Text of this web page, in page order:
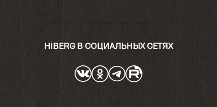
HIBERG В СОЦИАЛЬНЫХ СЕТЯХ